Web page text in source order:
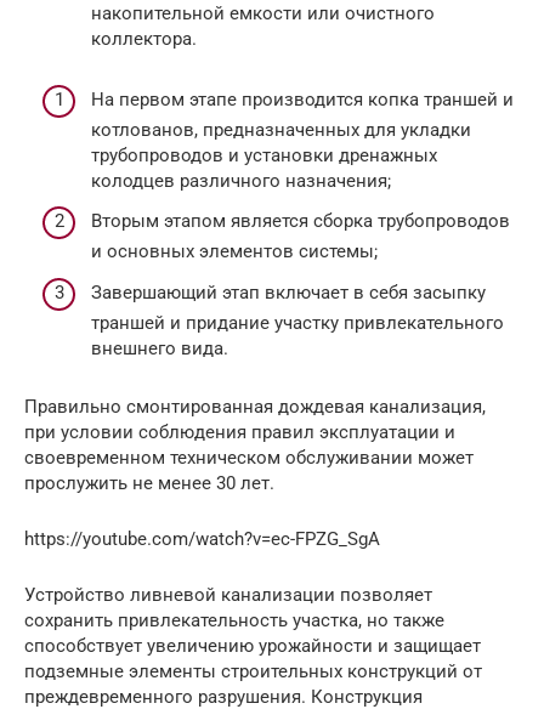
накопительной емкости или очистного
коллектора.
На первом этапе производится копка траншей и
котлованов, предназначенных для укладки
трубопроводов и установки дренажных
колодцев различного назначения;
Вторым этапом является сборка трубопроводов
и основных элементов системы;
Завершающий этап включает в себя засыпку
траншей и придание участку привлекательного
внешнего вида.
Правильно смонтированная дождевая канализация,
при условии соблюдения правил эксплуатации и
своевременном техническом обслуживании может
прослужить не менее 30 лет.
https://youtube.com/watch?v=ec-FPZG_SgA
Устройство ливневой канализации позволяет
сохранить привлекательность участка, но также
способствует увеличению урожайности и защищает
подземные элементы строительных конструкций от
преждевременного разрушения. Конструкция